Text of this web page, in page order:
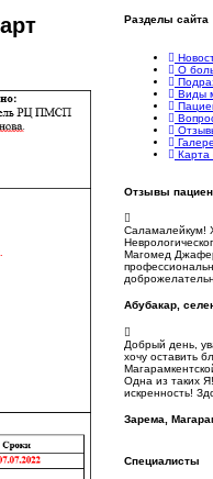
Разделы сайта
О
Виды
Карта
Отзывы
Саламалейкум!
Магомед
Абубакар,
Добрый день,
хочу оставить
Одна из таких
искренность!
Зарема,
Специалисты